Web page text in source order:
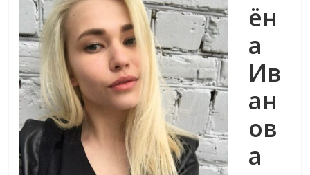
ён
а
Ив
ан
ов
а